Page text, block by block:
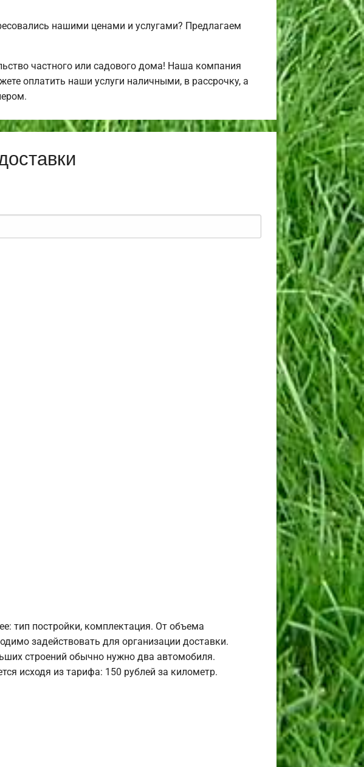
нашими ценами и услугами? Предлагаем
частного или садового дома! Наша компания
оплатить наши услуги наличными, в рассрочку, а
тип постройки, комплектация. От объема
задействовать для организации доставки.
строений обычно нужно два автомобиля.
исходя из тарифа: 150 рублей за километр.